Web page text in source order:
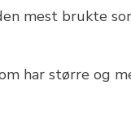
mest brukte
har større og